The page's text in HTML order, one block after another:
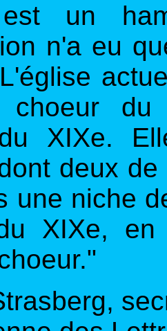
est un
n'a eu
choeur
XIXe.
deux
une niche
XIXe,